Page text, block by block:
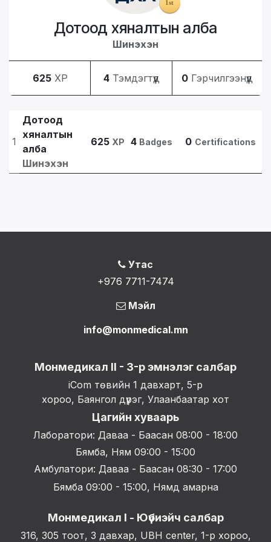
Дотоод хяналтын алба
Шинэхэн
625 XP 4 Тэмдэгтүүд 0 Гэрчилгээнүүд
1
Дотоод
хяналтын
алба
Шинэхэн
625 XP 4 Badges 0 Certifications
Утас
+976 7711-7474
Мэйл
info@monmedical.mn
Монмедикал II - 3-р эмнэлэг салбар
iCom төвийн 1 давхарт, 5-р
хороо, Баянгол дүүрэг, Улаанбаатар хот
Цагийн хуваарь
Лаборатори: Даваа - Баасан 08:00 - 18:00
Бямба, Ням 09:00 - 15:00
Амбулатори: Даваа - Баасан 08:30 - 17:00
Бямба 09:00 - 15:00, Нямд амарна
Монмедикал I - Юүбиэйч салбар
316, 305 тоот, 3 давхар, UBH center, 1-р хороо,